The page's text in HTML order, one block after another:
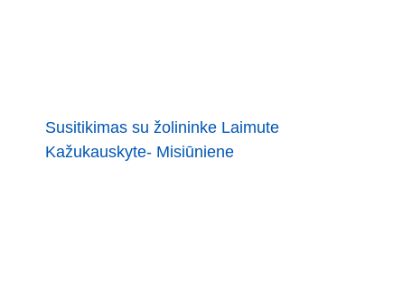
Susitikimas su žolininke Laimute
Kažukauskyte- Misiūniene